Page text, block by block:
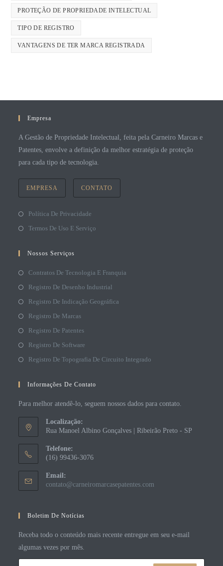
PROTEÇÃO DE PROPRIEDADE INTELECTUAL
TIPO DE REGISTRO
VANTAGENS DE TER MARCA REGISTRADA
Empresa
A Gestão de Propriedade Intelectual, feita pela Carneiro Marcas e
Patentes, envolve a definição da melhor estratégia de proteção
para cada tipo de tecnologia.
EMPRESA CONTATO
Política De Privacidade
Termos De Uso E Serviço
Nossos Serviços
Contratos De Tecnologia E Franquia
Registro De Desenho Industrial
Registro De Indicação Geográfica
Registro De Marcas
Registro De Patentes
Registro De Software
Registro De Topografia De Circuito Integrado
Informações De Contato
Para melhor atendê-lo, seguem nossos dados para contato.
Localização:
Rua Manoel Albino Gonçalves | Ribeirão Preto - SP
Telefone:
(16) 99436-3076
Email:
contato@carneiromarcasepatentes.com
Boletim De Notícias
Receba todo o conteúdo mais recente entregue em seu e-mail
algumas vezes por mês.